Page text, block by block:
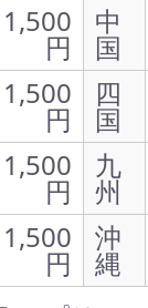
1,500
円
中
国
1,500
円
四
国
1,500
円
九
州
1,500
円
沖
縄